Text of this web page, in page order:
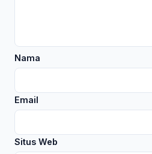
Nama
Email
Situs Web